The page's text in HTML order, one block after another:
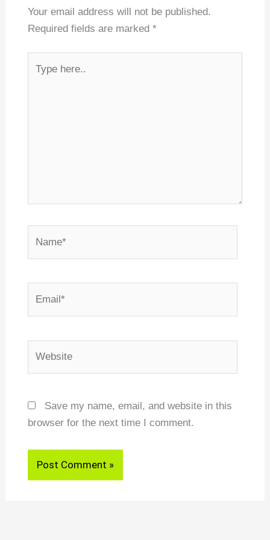
Your email address will not be published.
Required fields are marked *
here..
Save my name, email, and website in this
browser for the next time I comment.